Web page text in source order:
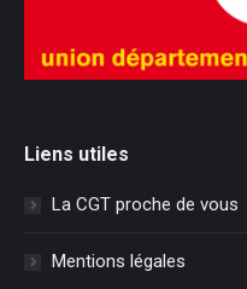
Liens utiles
La CGT proche de vous
Mentions légales